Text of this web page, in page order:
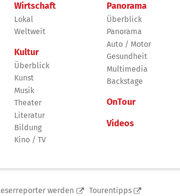
Wirtschaft
Lokal
Weltweit
Kultur
Überblick
Kunst
Musik
Theater
Literatur
Bildung
Kino / TV
Panorama
Überblick
Panorama
Auto / Motor
Gesundheit
Multimedia
Backstage
OnTour
Videos
werden Tourentipps